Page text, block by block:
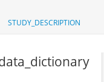
STUDY_DESCRIPTION